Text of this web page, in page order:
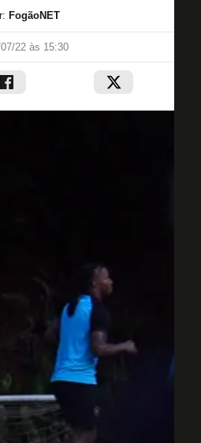
FogãoNET
22 às 15:30